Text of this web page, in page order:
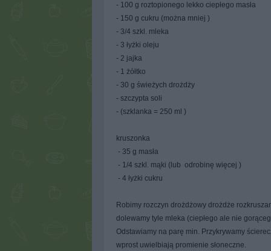
- 100 g roztopionego lekko ciepłego masła
- 150 g cukru (można mniej )
- 3/4 szkl. mleka
- 3 łyżki oleju
- 2 jajka
- 1 żółtko
- 30 g świeżych drożdży
- szczypta soli
- (szklanka = 250 ml )
kruszonka
- 35 g masła
- 1/4 szkl. mąki (lub odrobinę więcej )
- 4 łyżki cukru
Robimy rozczyn drożdżowy drożdże
dolewamy tyle mleka (ciepłego ale nie
Odstawiamy na parę min. Przykrywamy
wprost uwielbiają promienie słoneczne.